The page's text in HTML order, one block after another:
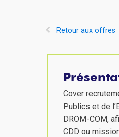
Retour aux offres
Cover
Publics et de
DROM-COM,
CDD ou